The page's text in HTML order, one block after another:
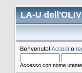
LA-U
Benvenuto!Accedi o
Accesso con nome